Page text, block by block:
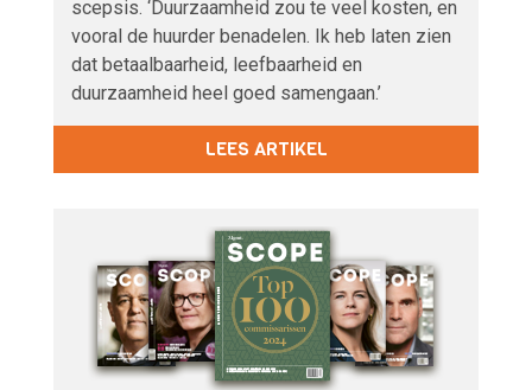
scepsis. ‘Duurzaamheid zou te veel kosten, en
vooral de huurder benadelen. Ik heb laten zien
dat betaalbaarheid, leefbaarheid en
duurzaamheid heel goed samengaan.’
LEES ARTIKEL